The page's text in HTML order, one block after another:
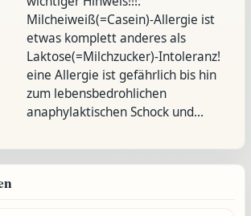
Milcheiweiß(=Casein)-Allergie ist
etwas komplett anderes als
Laktose(=Milchzucker)-Intoleranz!
eine Allergie ist gefährlich bis hin
zum lebensbedrohlichen
anaphylaktischen Schock und…